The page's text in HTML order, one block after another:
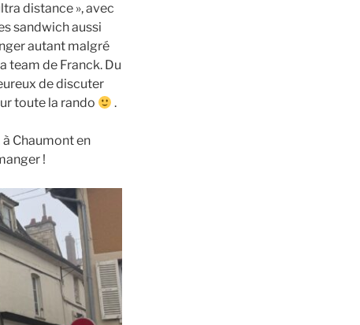
distance », avec
sandwich aussi
autant malgré
team de Franck. Du
de discuter
toute la rando
.
à Chaumont en
!